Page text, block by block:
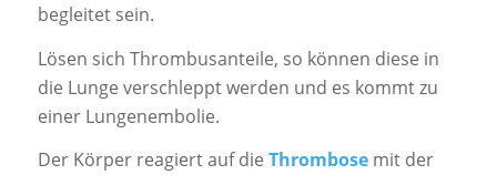
begleitet sein.
Lösen sich Thrombusanteile, so können diese in
die Lunge verschleppt werden und es kommt zu
einer Lungenembolie.
Der Körper reagiert auf die Thrombosemit der